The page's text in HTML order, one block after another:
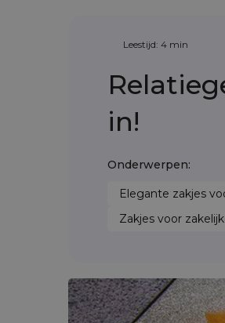
Leestijd: 4 min
in!
Onderwerpen:
Elegante zakjes
Zakjes voor